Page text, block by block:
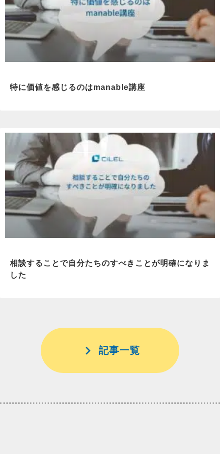
特に価値を感じるのはmanable講座
相談することで自分たちのすべきことが明確になりま
した
記事一覧